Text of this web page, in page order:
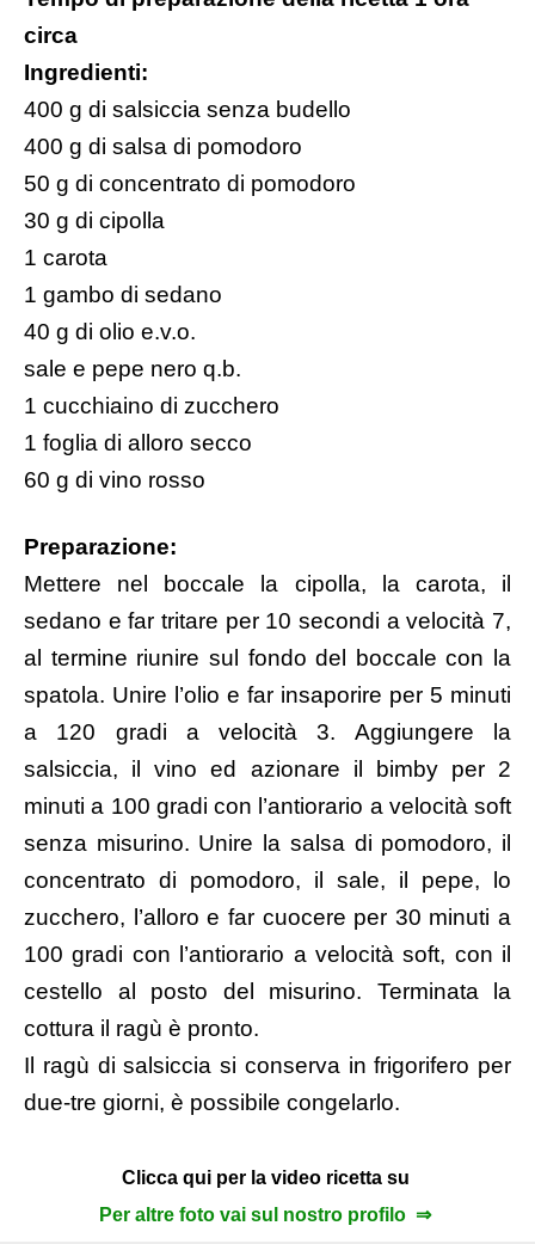
circa
Ingredienti:
400 g di salsiccia senza budello
400 g di salsa di pomodoro
50 g di concentrato di pomodoro
30 g di cipolla
1 carota
1 gambo di sedano
40 g di olio e.v.o.
sale e pepe nero q.b.
1 cucchiaino di zucchero
1 foglia di alloro secco
60 g di vino rosso
Preparazione:
Mettere nel boccale la cipolla, la carota, il
sedano e far tritare per 10 secondi a velocità 7,
al termine riunire sul fondo del boccale con la
spatola. Unire l’olio e far insaporire per 5 minuti
a 120 gradi a velocità 3. Aggiungere la
salsiccia, il vino ed azionare il bimby per 2
minuti a 100 gradi con l’antiorario a velocità soft
senza misurino. Unire la salsa di pomodoro, il
concentrato di pomodoro, il sale, il pepe, lo
zucchero, l’alloro e far cuocere per 30 minuti a
100 gradi con l’antiorario a velocità soft, con il
cestello al posto del misurino. Terminata la
cottura il ragù è pronto.
Il ragù di salsiccia si conserva in frigorifero per
due-tre giorni, è possibile congelarlo.
Clicca qui per la video ricetta su
Per altre foto vai sul nostro profilo ⇒